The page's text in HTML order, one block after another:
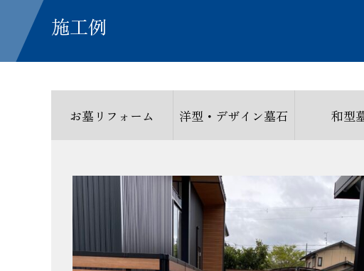
施工例
お墓リフォーム 洋型・デザイン墓石 和型